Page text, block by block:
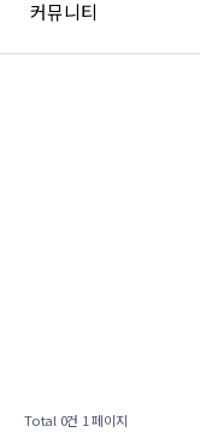
커뮤니티
Total 0건 1 페이지